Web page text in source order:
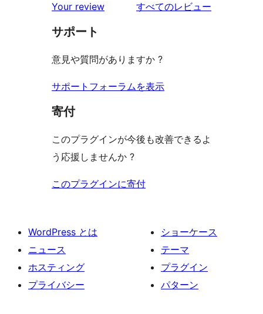
Your review すべてのレビュー
サポート
意見や質問がありますか ?
サポートフォーラムを表示
寄付
このプラグインが今後も改善できるよ
う応援しませんか ?
このプラグインに寄付
WordPress とは
ニュース
ホスティング
プライバシー
ショーケース
テーマ
プラグイン
パターン